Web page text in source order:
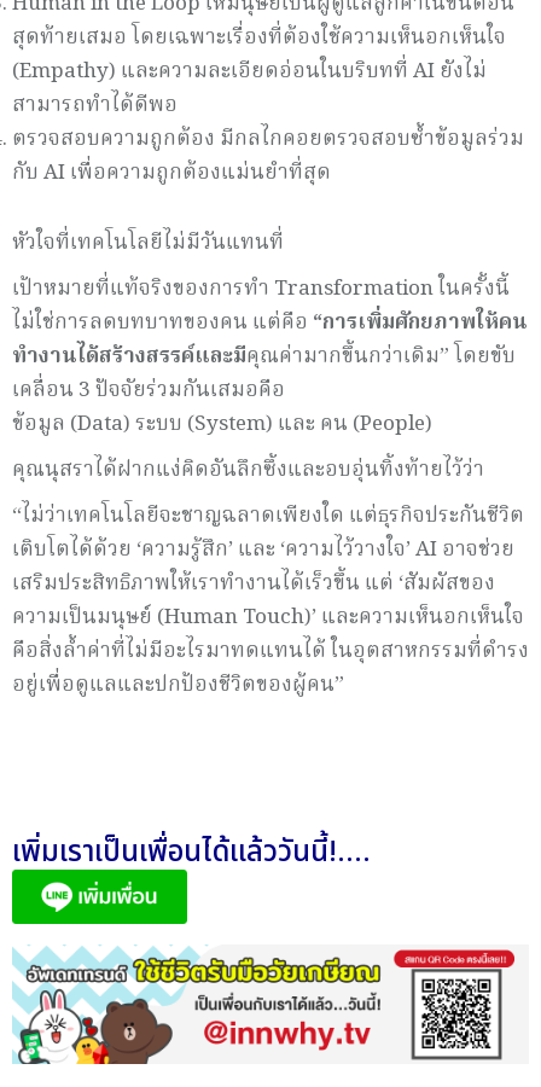
สุดท้ายเสมอ โดยเฉพาะเรื่องที่ต้องใช้ความเห็นอกเห็นใจ
(Empathy) และความละเอียดอ่อนในบริบทที่ AI ยังไม่
สามารถทำได้ดีพอ
ตรวจสอบความถูกต้อง มีกลไกคอยตรวจสอบซ้ำข้อมูลร่วม
กับ AI เพื่อความถูกต้องแม่นยำที่สุด
หัวใจที่เทคโนโลยีไม่มีวันแทนที่
เป้าหมายที่แท้จริงของการทำ Transformation ในครั้งนี้
ไม่ใช่การลดบทบาทของคน แต่คือ “การเพิ่มศักยภาพให้คน
ทำงานได้สร้างสรรค์และมีคุณค่ามากขึ้นกว่าเดิม” โดยขับ
เคลื่อน 3 ปัจจัยร่วมกันเสมอคือ
ข้อมูล (Data) ระบบ (System) และ คน (People)
คุณนุสราได้ฝากแง่คิดอันลึกซึ้งและอบอุ่นทิ้งท้ายไว้ว่า
“ไม่ว่าเทคโนโลยีจะชาญฉลาดเพียงใด แต่ธุรกิจประกันชีวิต
เติบโตได้ด้วย ‘ความรู้สึก’ และ ‘ความไว้วางใจ’ AI อาจช่วย
เสริมประสิทธิภาพให้เราทำงานได้เร็วขึ้น แต่ ‘สัมผัสของ
ความเป็นมนุษย์ (Human Touch)’ และความเห็นอกเห็นใจ
คือสิ่งล้ำค่าที่ไม่มีอะไรมาทดแทนได้ ในอุตสาหกรรมที่ดำรง
อยู่เพื่อดูแลและปกป้องชีวิตของผู้คน”
เพิ่มเราเป็นเพื่อนได้แล้ววันนี้!....